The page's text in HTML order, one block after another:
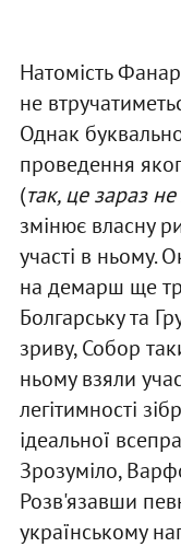
Натомість
не
Однак
проведення
(так, це зараз не
змінює власну
участі в ньому.
на демарш ще
Болгарську та
зриву, Собор
ньому взяли
легітимності
ідеальної
Зрозуміло,
Розв'язавши
українському